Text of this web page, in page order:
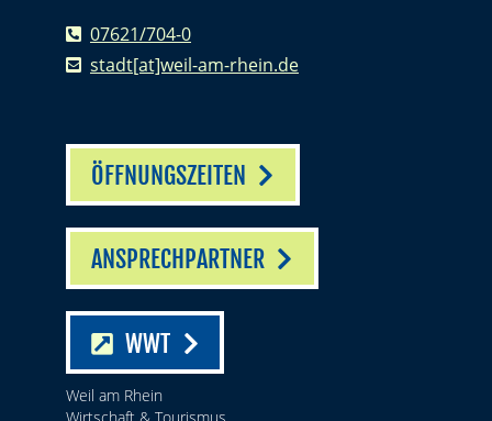
07621/704-0
stadt[at]weil-am-rhein.de
ÖFFNUNGSZEITEN
ANSPRECHPARTNER
WWT
Weil am Rhein
Wirtschaft & Tourismus